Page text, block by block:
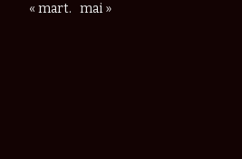
« mart. mai »